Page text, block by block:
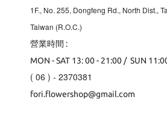
1F., No. 255, Dongfeng Rd., North Dist.,
Taiwan (R.O.C.)
營業時間 :
MON - SAT 13: 00 - 21:00 / SUN
( 06 ) - 2370381
fori.flowershop@gmail.com